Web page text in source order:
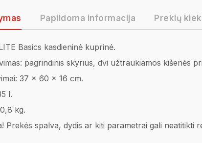
Papildoma informacija Prekių
Basics kasdieninė kuprinė.
pagrindinis skyrius, dvi užtraukiamos kišenės
37 x 60 x 16 cm.
l.
kg.
Prekės spalva, dydis ar kiti parametrai gali neatitikti